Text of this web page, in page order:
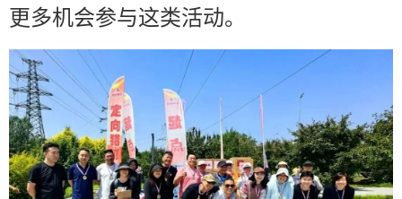
更多机会参与这类活动。